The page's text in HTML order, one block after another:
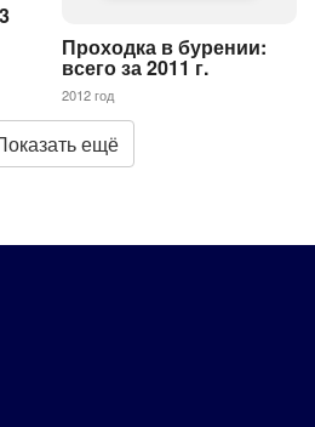
Проходка в бурении:
всего за 2011 г.
2012 год
ещё